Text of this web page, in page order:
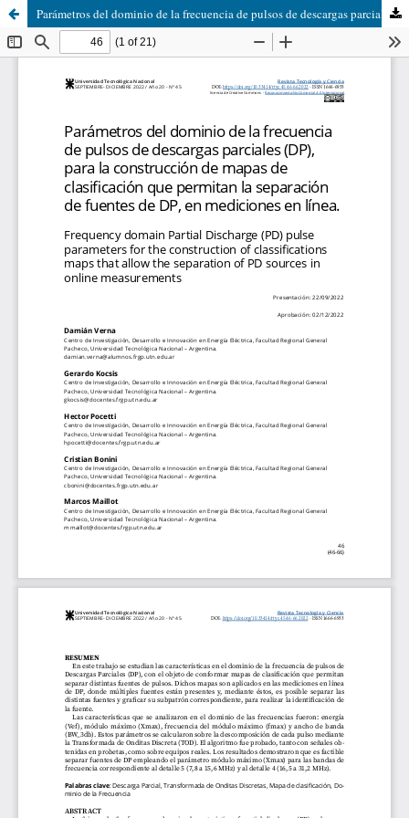
Parámetros del dominio de la frecuencia de pulsos de descargas parciales (DP), para la construcción de mapas de clasificación que permitan la separación de fuentes de DP, en mediciones en línea